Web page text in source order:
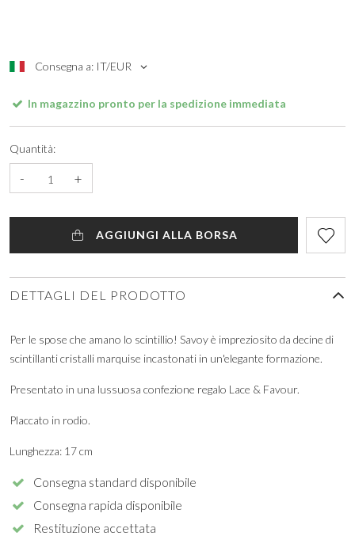
Consegna a: IT/EUR
In magazzino pronto per la spedizione immediata
Quantità:
- +
AGGIUNGI ALLA BORSA
DETTAGLI DEL PRODOTTO
Per le spose che amano lo scintillio! Savoy è impreziosito da decine di
scintillanti cristalli marquise incastonati in un'elegante formazione.
Presentato in una lussuosa confezione regalo Lace & Favour.
Placcato in rodio.
Lunghezza: 17 cm
Consegna standard disponibile
Consegna rapida disponibile
Restituzione accettata